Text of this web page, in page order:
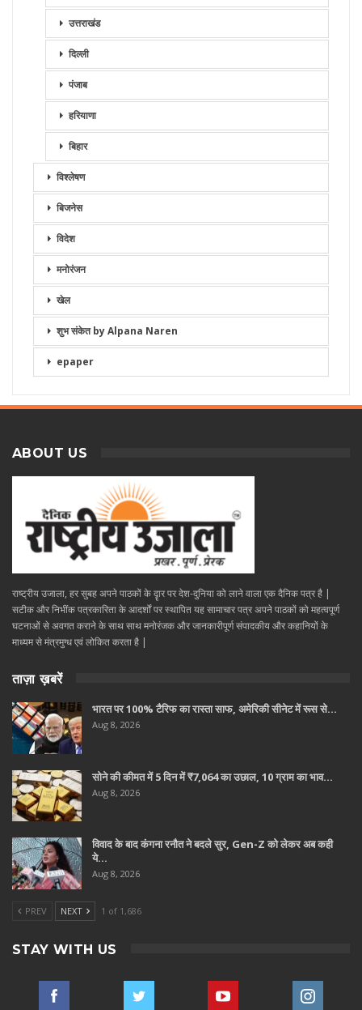
उत्तराखंड
दिल्ली
पंजाब
हरियाणा
बिहार
विश्लेषण
बिजनेस
विदेश
मनोरंजन
खेल
शुभ संकेत by Alpana Naren
epaper
ABOUT US
राष्ट्रीय उजाला, हर सुबह अपने पाठकों के दॄार पर देश-दुनिया को लाने वाला एक दैनिक पत्र है |
सटीक और निभींक पत्रकारिता के आदर्शों पर स्थापित यह सामाचार पत्र अपने पाठकों को महत्वपूर्ण
घटनाओं से अवगत कराने के साथ साथ मनोरंजक और जानकारीपूर्ण संपादकीय और कहानियों के
माध्यम से मंत्रमुग्ध एवं लोकित करता है |
ताज़ा ख़बरें
भारत पर 100% टैरिफ का रास्ता साफ, अमेरिकी सीनेट में रूस से…
Aug 8, 2026
सोने की कीमत में 5 दिन में ₹7,064 का उछाल, 10 ग्राम का भाव…
Aug 8, 2026
विवाद के बाद कंगना रनौत ने बदले सुर, Gen-Z को लेकर अब कही
ये…
Aug 8, 2026
PREV NEXT 1 of 1,686
STAY WITH US